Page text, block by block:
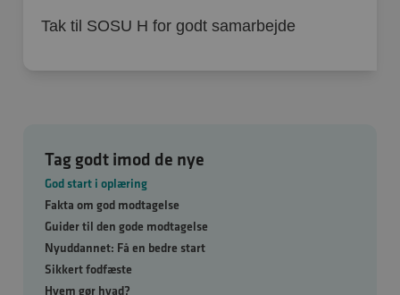
Tag godt imod de nye
God start i oplæring
Fakta om god modtagelse
Guider til den gode modtagelse
Nyuddannet: Få en bedre start
Sikkert fodfæste
Hvem gør hvad?
Tak til SOSU H for godt samarbejde